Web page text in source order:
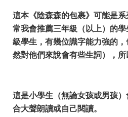
這本《陰森森的包裹》​可能是
常我會推薦三年級（以上）的
級學生，有幾位識字能力強的
然對他們來說會有些生詞），所
這是小學生（無論女孩或男孩
合大聲朗讀或自己閱讀。